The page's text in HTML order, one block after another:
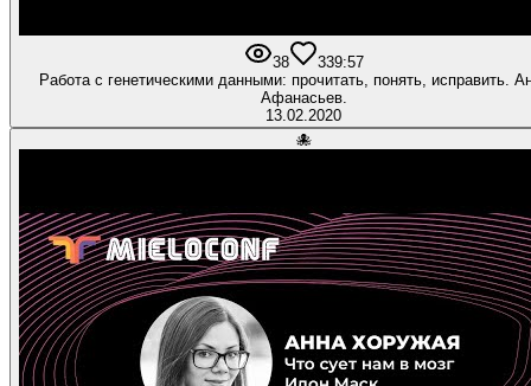
38 339:57
Работа с генетическими данными: прочитать, понять, исправить.
Афанасьев.
13.02.2020
🐙